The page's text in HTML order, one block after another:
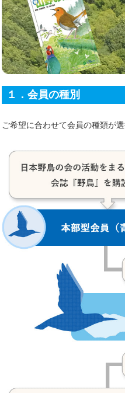
１．会員の種別
ご希望に合わせて会員の種類が